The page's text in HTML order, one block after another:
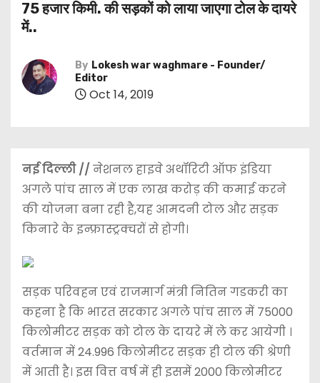
75 हजार किमी. की सड़कों को लाया जाएगा टोल के दायरे
में..
By Lokesh war waghmare - Founder/
Editor
Oct 14, 2019
नई दिल्ली // नेशनल हाइवे अथॉरिटी ऑफ इंडिया
अगले पांच साल में एक लाख करोड़ की कमाई करने
की योजना बना रही है,यह आमदनी टोल और सड़क
किनारे के इन्फ्रास्ट्रक्चरों से होगी।
सड़क परिवहन एवं राजमार्ग मंत्री नितिन गडकरी का
कहना है कि भारत सरकार अगले पांच साल में 75000
किलोमीटर सड़क को टोल के दायरे में ले कर आयेगी ।
वर्तमान में 24.996 किलोमीटर सड़क ही टोल की श्रेणी
में आती है। इस वित्त वर्ष में ही इसमें 2000 किलोमीटर